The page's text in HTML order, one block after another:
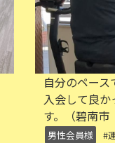
トレーニン
整体マシン
してくれる
女性会員様